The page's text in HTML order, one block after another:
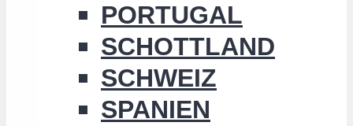
PORTUGAL
SCHOTTLAND
SCHWEIZ
SPANIEN